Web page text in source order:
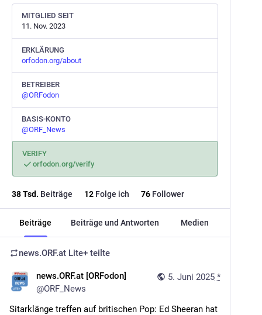
MITGLIED SEIT
11. Nov. 2023
ERKLÄRUNG
orfodon.org/about
BETREIBER
@ORFodon
BASIS-KONTO
@ORF_News
VERIFY
orfodon.org/verify
38Tsd. Beiträge 12 Folge ich 76 Follower
Beiträge Beiträge und Antworten Medien
news.ORF.at Lite+ teilte
5. Juni 2025 *
news.ORF.at [ORFodon]
@ORF_News
Sitarklänge treffen auf britischen Pop: Ed Sheeran hat